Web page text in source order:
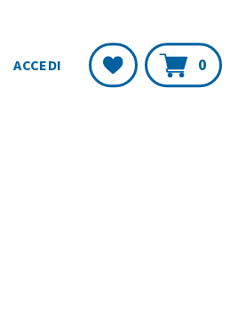
ACCEDI
Lista
0